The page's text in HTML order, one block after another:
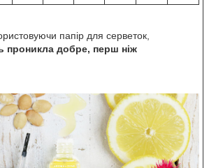
папір для серветок,
проникла добре, перш ніж